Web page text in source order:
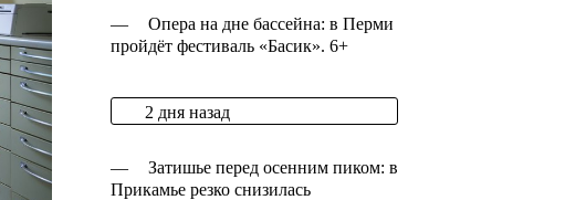
—
Опера на дне бассейна: в Перми
пройдёт фестиваль «Басик». 6+
2 дня назад
—
Затишье перед осенним пиком: в
Прикамье резко снизилась